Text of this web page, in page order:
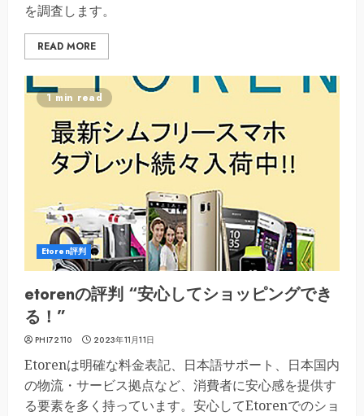
を調査します。
READ MORE
1 min read
Etoren評判
etorenの評判 “安心してショッピングでき
る！”
PHI72110 2023年11月11日
Etorenは明確な料金表記、日本語サポート、日本国内
の物流・サービス拠点など、消費者に安心感を提供す
る要素を多く持っています。安心してEtorenでのショ